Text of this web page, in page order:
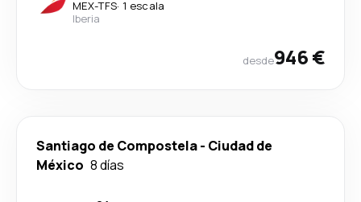
MEX-TFS· 1 escala
Iberia
desde946 €
Santiago de Compostela- Ciudad de
México 8 días